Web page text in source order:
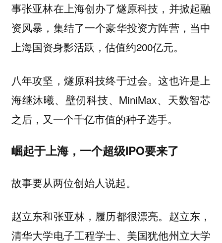
事张亚林在上海创办了燧原科技，并掀起融
资风暴，集结了一个豪华投资方阵营，当中
上海国资身影活跃，估值约200亿元。
八年攻坚，燧原科技终于过会。这也许是上
海继沐曦、壁仞科技、MiniMax、天数智芯
之后，又一个千亿市值的种子选手。
崛起于上海，一个超级IPO要来了
故事要从两位创始人说起。
赵立东和张亚林，履历都很漂亮。赵立东，
清华大学电子工程学士、美国犹他州立大学